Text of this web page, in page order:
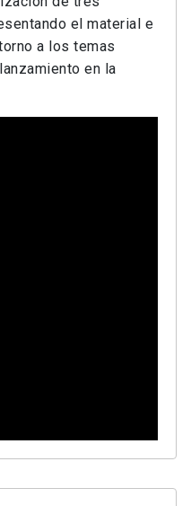
el material e
a los temas
en la